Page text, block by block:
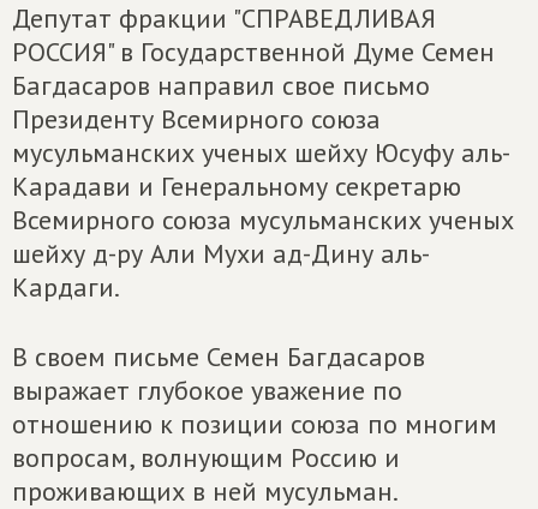
Депутат фракции "СПРАВЕДЛИВАЯ
РОССИЯ" в Государственной Думе Семен
Багдасаров направил свое письмо
Президенту Всемирного союза
мусульманских ученых шейху Юсуфу аль-
Карадави и Генеральному секретарю
Всемирного союза мусульманских ученых
шейху д-ру Али Мухи ад-Дину аль-
Кардаги.
В своем письме Семен Багдасаров
выражает глубокое уважение по
отношению к позиции союза по многим
вопросам, волнующим Россию и
проживающих в ней мусульман.